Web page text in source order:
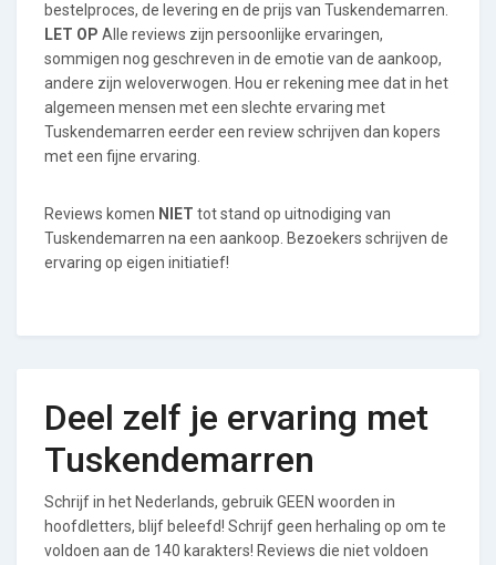
bestelproces, de levering en de prijs van Tuskendemarren.
LET OP Alle reviews zijn persoonlijke ervaringen,
sommigen nog geschreven in de emotie van de aankoop,
andere zijn weloverwogen. Hou er rekening mee dat in het
algemeen mensen met een slechte ervaring met
Tuskendemarren eerder een review schrijven dan kopers
met een fijne ervaring.
Reviews komen NIET tot stand op uitnodiging van
Tuskendemarren na een aankoop. Bezoekers schrijven de
ervaring op eigen initiatief!
Deel zelf je ervaring met
Tuskendemarren
Schrijf in het Nederlands, gebruik GEEN woorden in
hoofdletters, blijf beleefd! Schrijf geen herhaling op om te
voldoen aan de 140 karakters! Reviews die niet voldoen